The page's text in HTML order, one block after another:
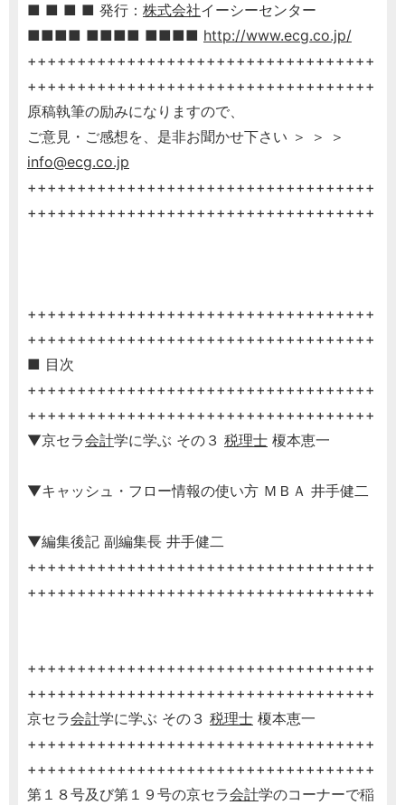
■ ■ ■ ■ 発行： 株式会社イーシーセンター
■■■■ ■■■■ ■■■■ http://www.ecg.co.jp/
+++++++++++++++++++++++++++++++++++
+++++++++++++++++++++++++++++++++++
原稿執筆の励みになりますので、
ご意見・ご感想を、是非お聞かせ下さい ＞ ＞ ＞
info@ecg.co.jp
+++++++++++++++++++++++++++++++++++
+++++++++++++++++++++++++++++++++++
+++++++++++++++++++++++++++++++++++
+++++++++++++++++++++++++++++++++++
■ 目次
+++++++++++++++++++++++++++++++++++
+++++++++++++++++++++++++++++++++++
▼京セラ会計学に学ぶ その３ 税理士 榎本恵一
▼キャッシュ・フロー情報の使い方 ＭＢＡ 井手健二
▼編集後記 副編集長 井手健二
+++++++++++++++++++++++++++++++++++
+++++++++++++++++++++++++++++++++++
+++++++++++++++++++++++++++++++++++
+++++++++++++++++++++++++++++++++++
京セラ会計学に学ぶ その３ 税理士 榎本恵一
+++++++++++++++++++++++++++++++++++
+++++++++++++++++++++++++++++++++++
第１８号及び第１９号の京セラ会計学のコーナーで稲